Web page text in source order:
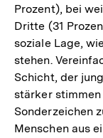
Prozent), bei
Dritte (31
soziale Lage,
stehen.
Schicht, der
stärker
Sonderzeichen
Menschen aus